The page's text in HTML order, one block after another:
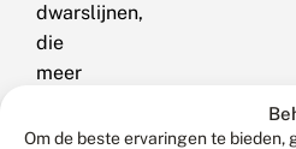
Om de beste ervaringen te
dwarslijnen,
die
meer
meestal